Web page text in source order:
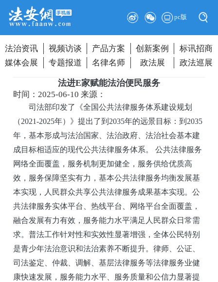
pc版
法治资讯 视频访谈 产品方案 创新案例
标讯招商
媒体会展
专题报道 名律名师 政法展 政法巡展
法进E家赋能法治便民服务
时间：2025-06-10来源：
司法部印发了《全国公共法律服务体系建设规划
（2021-2025年）》提出了到2035年的远景目标：到2035
年，基本形成与法治国家、法治政府、法治社会基本建
成目标相适应的现代公共法律服务体系。 公共法律服务
网络全面覆盖，服务机制更加健全，服务供给优质高
效，服务保障坚实有力，基本公共法律服务均衡发展基
本实现，人民群众共享公共法律服务成果基本实现。公
共法律服务实体平台、热线平台、网络平台全面覆盖，
融合发展有力有效，服务能力水平满足人民群众日常需
求。普法工作针对性和实效性显著增强，全体公民特别
是青少年法治意识和法治素养不断提升。律师、公证、
司法鉴定、仲裁、调解、基层法律服务等法律服务业健
康快速发展，服务能力水平、服务质量和公信力显著提